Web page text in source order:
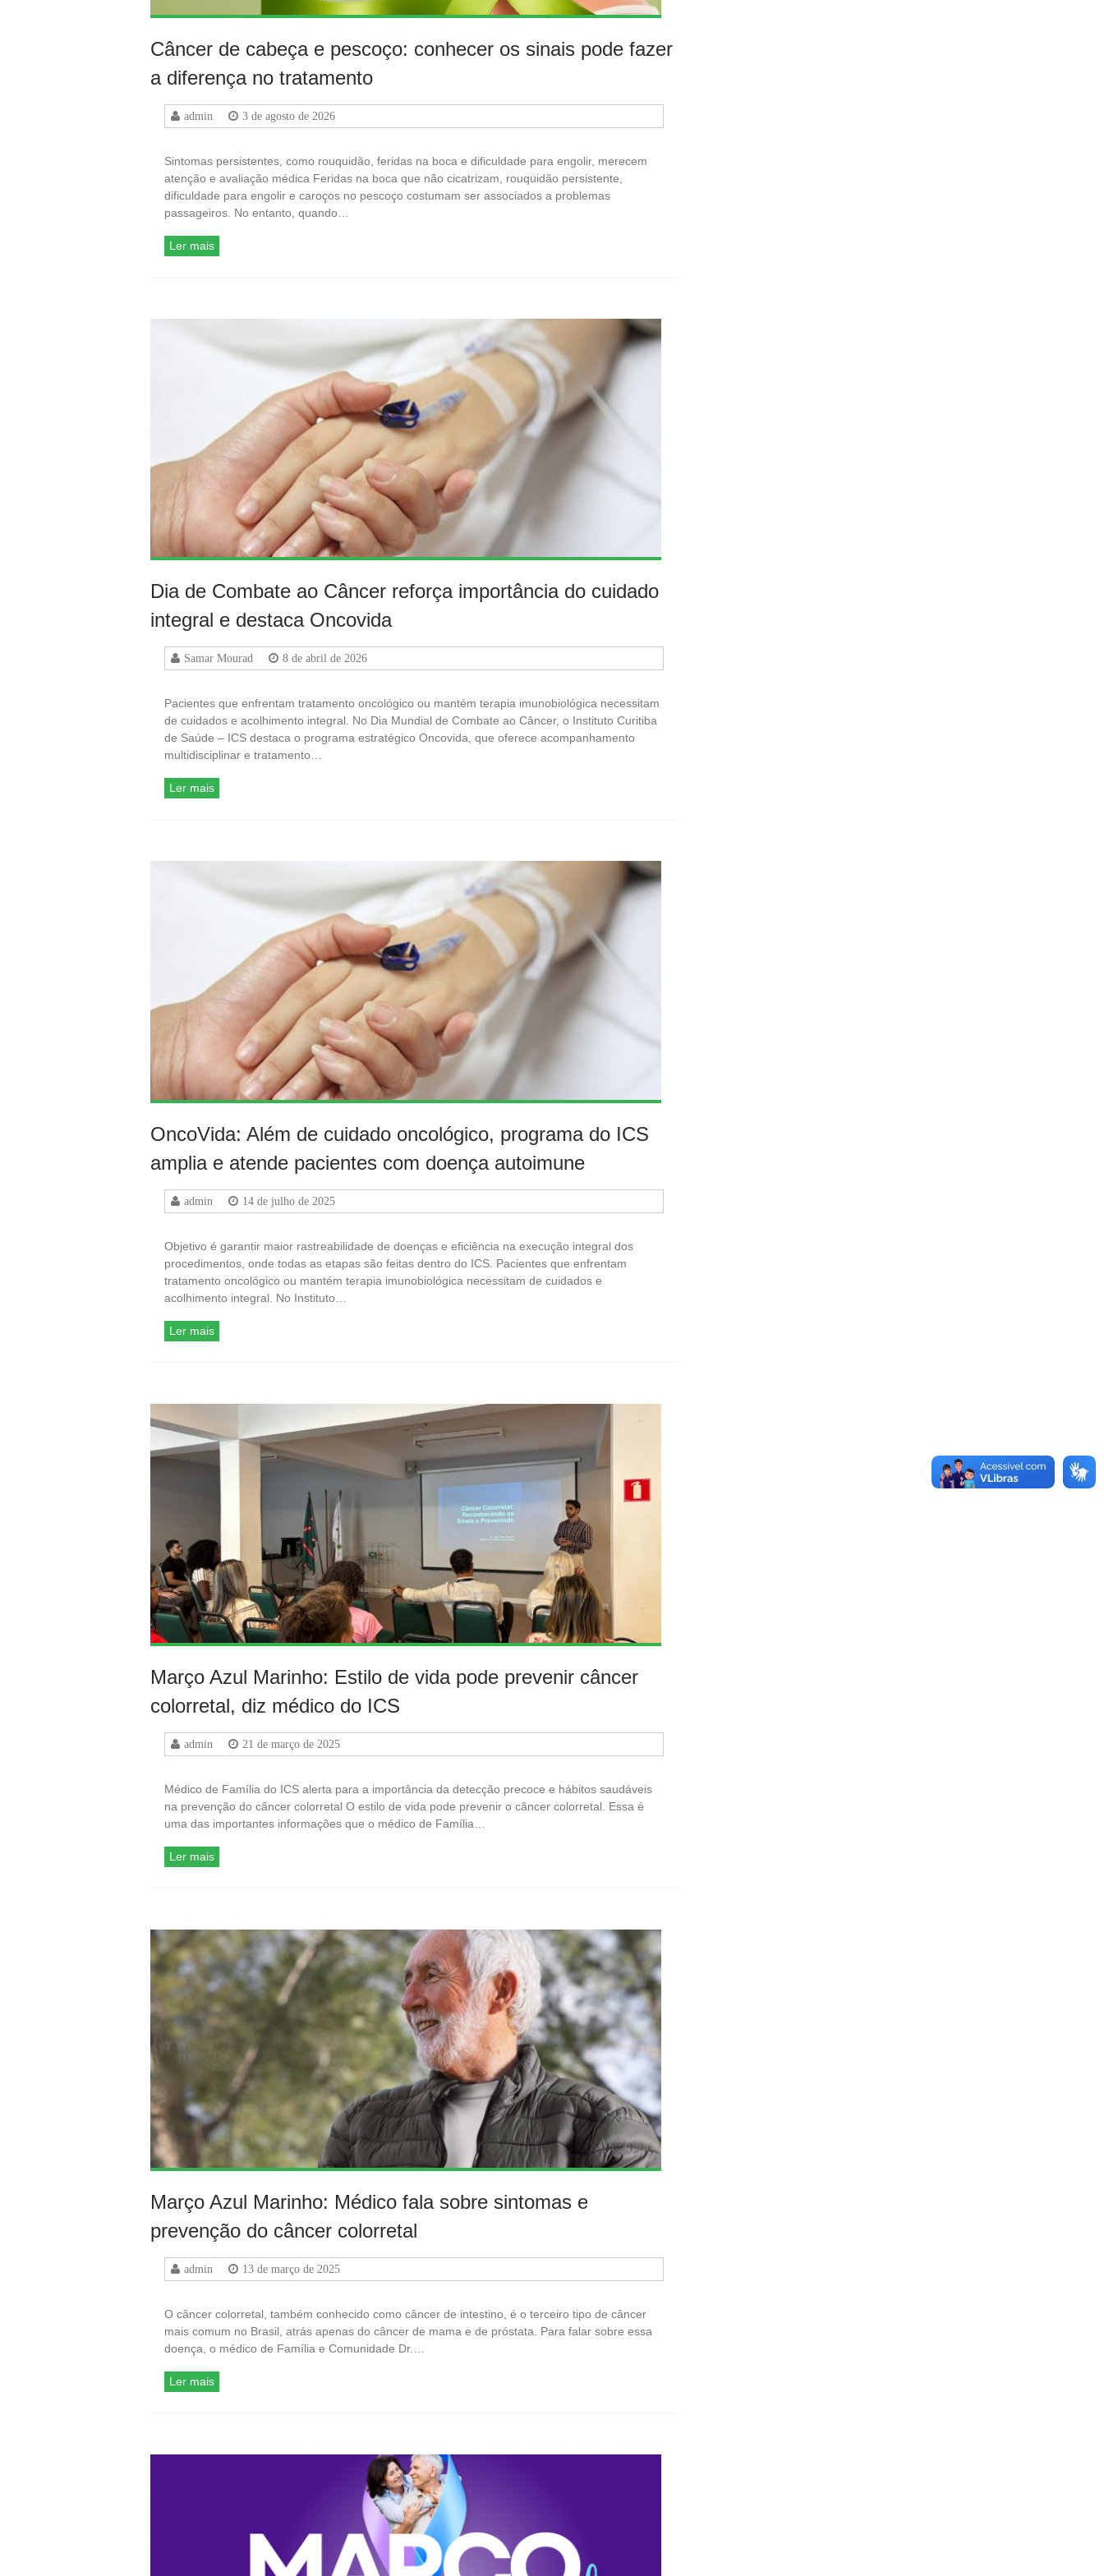
Câncer de cabeça e pescoço: conhecer os sinais pode fazer
a diferença no tratamento
admin 3 de agosto de 2026
Sintomas persistentes, como rouquidão, feridas na boca e dificuldade para engolir, merecem
atenção e avaliação médica Feridas na boca que não cicatrizam, rouquidão persistente,
dificuldade para engolir e caroços no pescoço costumam ser associados a problemas
passageiros. No entanto, quando…
Ler mais
Dia de Combate ao Câncer reforça importância do cuidado
integral e destaca Oncovida
Samar Mourad 8 de abril de 2026
Pacientes que enfrentam tratamento oncológico ou mantém terapia imunobiológica necessitam
de cuidados e acolhimento integral. No Dia Mundial de Combate ao Câncer, o Instituto Curitiba
de Saúde – ICS destaca o programa estratégico Oncovida, que oferece acompanhamento
multidisciplinar e tratamento…
Ler mais
OncoVida: Além de cuidado oncológico, programa do ICS
amplia e atende pacientes com doença autoimune
admin 14 de julho de 2025
Objetivo é garantir maior rastreabilidade de doenças e eficiência na execução integral dos
procedimentos, onde todas as etapas são feitas dentro do ICS. Pacientes que enfrentam
tratamento oncológico ou mantém terapia imunobiológica necessitam de cuidados e
acolhimento integral. No Instituto…
Ler mais
Março Azul Marinho: Estilo de vida pode prevenir câncer
colorretal, diz médico do ICS
admin 21 de março de 2025
Médico de Família do ICS alerta para a importância da detecção precoce e hábitos saudáveis
na prevenção do câncer colorretal O estilo de vida pode prevenir o câncer colorretal. Essa é
uma das importantes informações que o médico de Família…
Ler mais
Março Azul Marinho: Médico fala sobre sintomas e
prevenção do câncer colorretal
admin 13 de março de 2025
O câncer colorretal, também conhecido como câncer de intestino, é o terceiro tipo de câncer
mais comum no Brasil, atrás apenas do câncer de mama e de próstata. Para falar sobre essa
doença, o médico de Família e Comunidade Dr.…
Ler mais